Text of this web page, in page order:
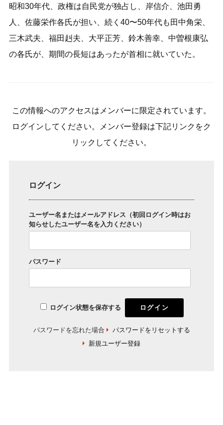
昭和30年代、政権は自民党が独占し、岸信介、池田勇
人、佐藤栄作各氏が担い、続く40〜50年代も田中角栄、
三木武夫、福田赳夫、大平正芳、鈴木善幸、中曽根康弘
の各氏が、期間の長短はあったが首相に就いていた。
この情報へのアクセスはメンバーに限定されています。
ログインしてください。メンバー登録は下記リンクをク
リックしてください。
ログイン
ユーザー名またはメールアドレス（初回ログイン時はお
知らせしたユーザー名を入力ください）
パスワード
ログイン状態を保存する
パスワードを忘れた場合
パスワードをリセットする
新規ユーザー登録